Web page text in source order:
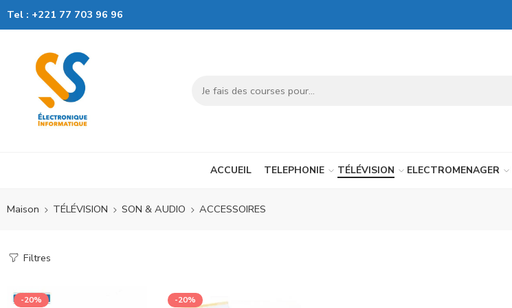
Tel : +221 77 703 96 96
ACCUEIL TELEPHONIE TÉLÉVISION ELECTROMENAGER
Maison TÉLÉVISION SON & AUDIO ACCESSOIRES
Filtres
-20% -20%